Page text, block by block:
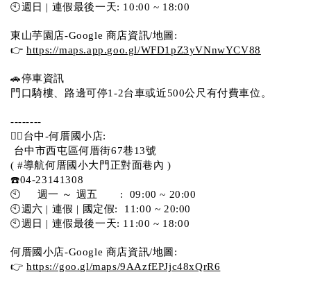
🕙週日 | 連假最後一天: 10:00 ~ 18:00
東山芋園店-Google 商店資訊/地圖:
👉 https://maps.app.goo.gl/WFD1pZ3yVNnwYCV88
🚗停車資訊
門口騎樓、路邊可停1-2台車或近500公尺有付費車位。
--------
💁‍♀️台中-何厝國小店:
台中市西屯區何厝街67巷13號
( #導航何厝國小大門正對面巷內 )
☎️04-23141308
🕙     週一 ～ 週五       :  09:00 ~ 20:00
🕙週六 | 連假 | 國定假:  11:00 ~ 20:00
🕙週日 | 連假最後一天: 11:00 ~ 18:00
何厝國小店-Google 商店資訊/地圖:
👉 https://goo.gl/maps/9AAzfEPJjc48xQrR6